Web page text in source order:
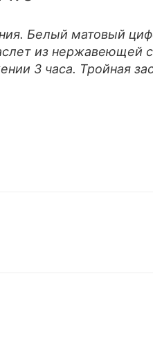
Белый матовый
из нержавеющей
3 часа. Тройная